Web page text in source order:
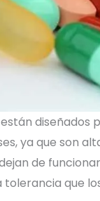
diseñados
ya que son
de
tolerancia que